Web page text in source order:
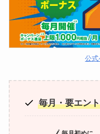
公式
毎月・要エン